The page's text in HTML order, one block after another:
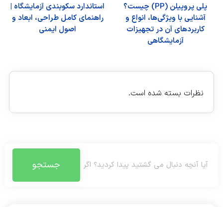
پلی پروپیلن (PP) چیست؟
آشنایی با ویژگی‌ها، انواع و
کاربردهای آن در تجهیزات
آزمایشگاهی
استاندارد سکوبندی آزمایشگاه |
راهنمای کامل طراحی، ابعاد و
اصول ایمنی
نظرات بسته شده است.
جستجو